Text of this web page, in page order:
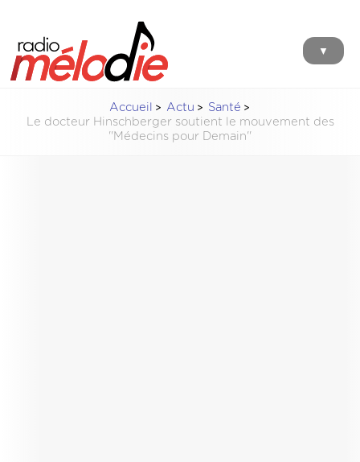
▼
Accueil Actu
Santé
Le docteur Hinschberger soutient le mouvement des
''Médecins pour Demain''